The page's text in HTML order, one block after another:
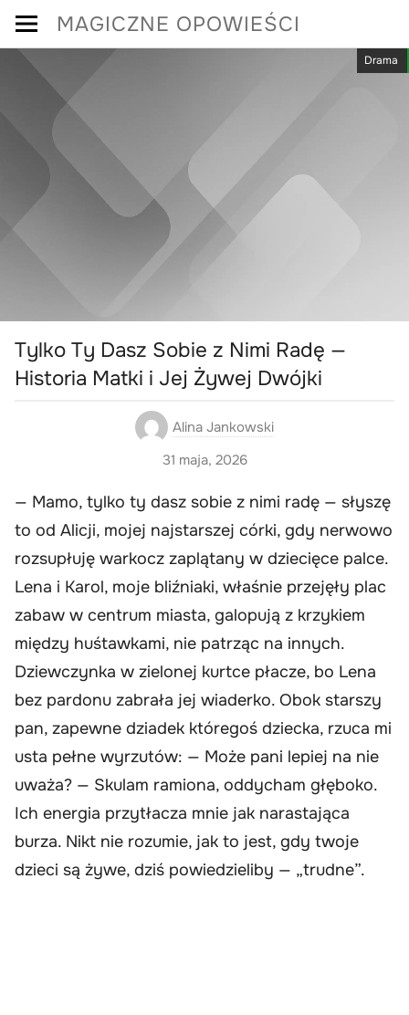
Skip
MAGICZNE OPOWIEŚCI
Drama
Tylko Ty Dasz Sobie z Nimi Radę —
Historia Matki i Jej Żywej Dwójki
Alina Jankowski
31 maja, 2026
— Mamo, tylko ty dasz sobie z nimi radę — słyszę
to od Alicji, mojej najstarszej córki, gdy nerwowo
rozsupłuję warkocz zaplątany w dziecięce palce.
Lena i Karol, moje bliźniaki, właśnie przejęły plac
zabaw w centrum miasta, galopują z krzykiem
między huśtawkami, nie patrząc na innych.
Dziewczynka w zielonej kurtce płacze, bo Lena
bez pardonu zabrała jej wiaderko. Obok starszy
pan, zapewne dziadek któregoś dziecka, rzuca mi
usta pełne wyrzutów: — Może pani lepiej na nie
uważa? — Skulam ramiona, oddycham głęboko.
Ich energia przytłacza mnie jak narastająca
burza. Nikt nie rozumie, jak to jest, gdy twoje
dzieci są żywe, dziś powiedzieliby — „trudne”.